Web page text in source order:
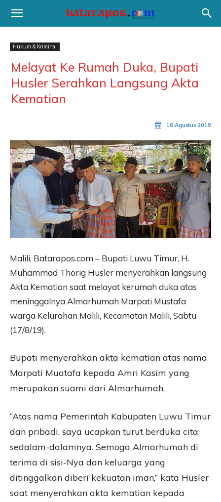
Hukum & Kriminal
Melayat Ke Rumah Duka, Bupati
Husler Serahkan Langsung Akta
Kematian
18 Agustus 2019
Malili, Batarapos.com – Bupati Luwu Timur, H.
Muhammad Thorig Husler menyerahkan langsung
Akta Kematian saat melayat kerumah duka atas
meninggalnya Almarhumah Marpati Mustafa
warga Kelurahan Malili, Kecamatan Malili, Sabtu
(17/8/19).
Bupati menyerahkan akta kematian atas nama
Marpati Muatafa kepada Amri Kasim yang
merupakan suami dari Almarhumah.
“Atas nama Pemerintah Kabupaten Luwu Timur
dan pribadi, saya ucapkan turut berduka cita
sedalam-dalamnya. Semoga Almarhumah di
terima di sisi-Nya dan keluarga yang
ditinggalkan diberi kekuatan iman,” kata Husler
saat menyerahkan akta kematian kepada